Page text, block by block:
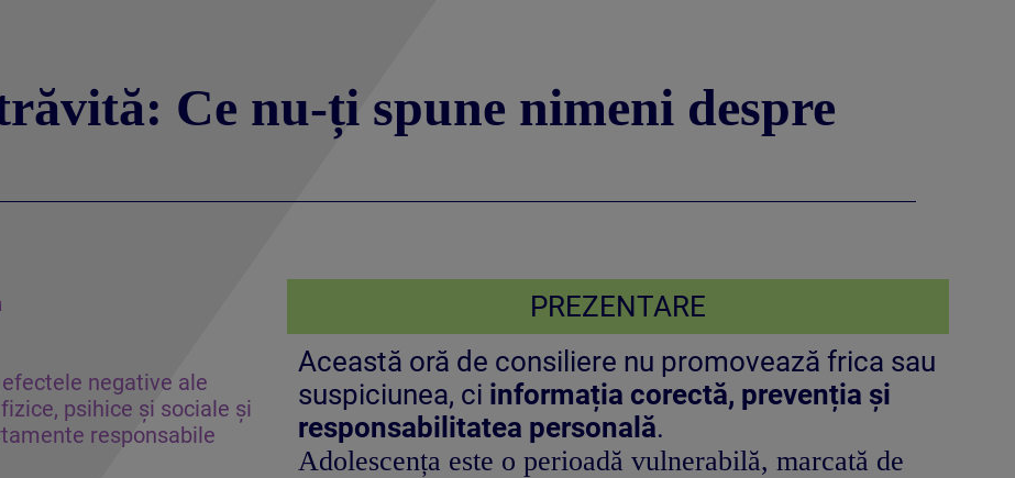
Ce nu-ți spune nimeni despre
efectele negative ale
psihice și sociale și
responsabile
PREZENTARE
Această oră de consiliere nu promovează frica sau
suspiciunea, ci informația corectă, prevenția și
responsabilitatea personală.
Adolescența este o perioadă vulnerabilă, marcată de